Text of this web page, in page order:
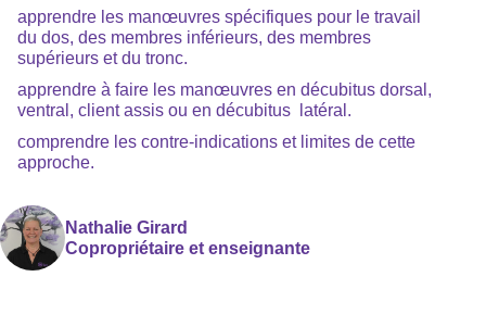
apprendre les manœuvres spécifiques pour le travail
du dos, des membres inférieurs, des membres
supérieurs et du tronc.
apprendre à faire les manœuvres en décubitus dorsal,
ventral, client assis ou en décubitus latéral.
comprendre les contre-indications et limites de cette
approche.
Nathalie Girard
Copropriétaire et enseignante